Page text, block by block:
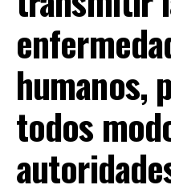
humanos,
todos